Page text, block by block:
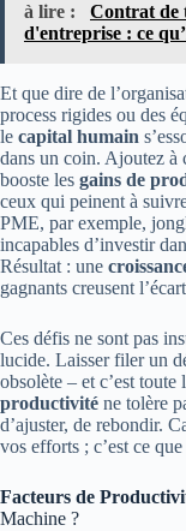
à lire :
Contrat de
d'entreprise : ce
Et que dire de
process rigides ou des
le capital humain
dans un coin. Ajoutez à
booste les gains de
ceux qui peinent à
PME, par exemple,
incapables d’investir
Résultat : une
gagnants creusent
Ces défis ne sont pas
lucide. Laisser filer un
obsolète – et c’est
productivité ne tolère
d’ajuster, de rebondir.
vos efforts ; c’est ce
Facteurs de
Machine ?